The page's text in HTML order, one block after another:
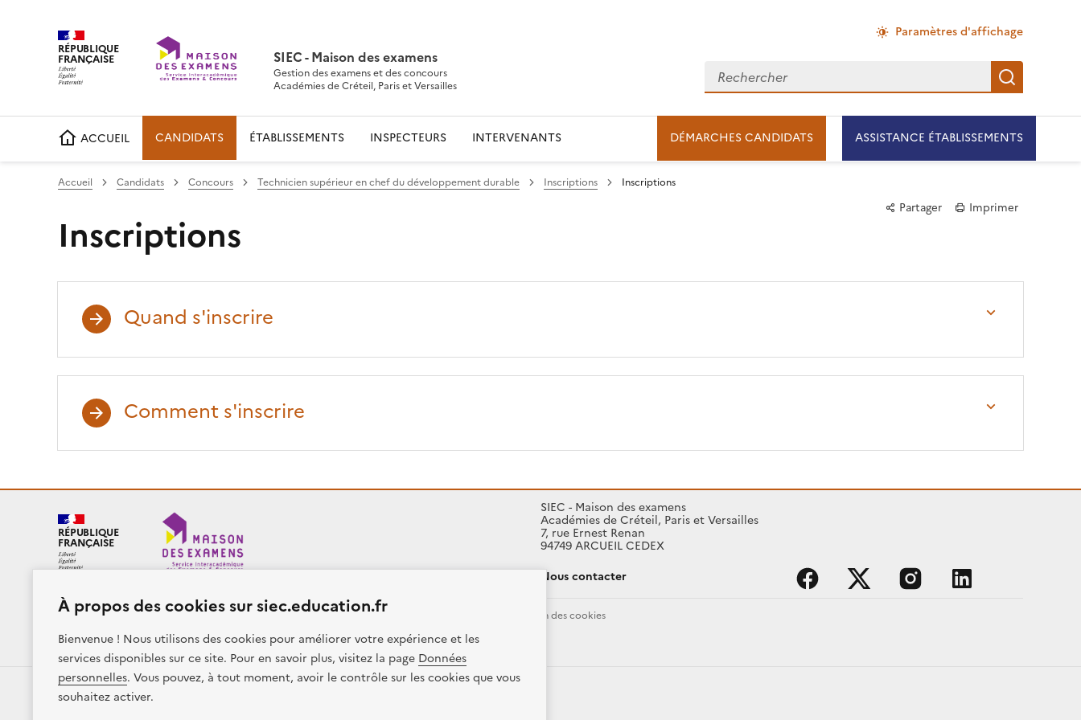
À propos des cookies sur siec.education.fr
Bienvenue ! Nous utilisons des cookies pour améliorer votre expérience et les
services disponibles sur ce site. Pour en savoir plus, visitez la page Données
personnelles. Vous pouvez, à tout moment, avoir le contrôle sur les cookies que vous
souhaitez activer.
RÉPUBLIQUE
FRANÇAISE SIEC - Maison des examens
Gestion des examens et des concours
Académies de Créteil, Paris et Versailles
Paramètres d'affichage
Rechercher
ACCUEIL CANDIDATS ÉTABLISSEMENTS INSPECTEURS INTERVENANTS DÉMARCHES CANDIDATS ASSISTANCE ÉTABLISSEMENTS
Accueil Candidats Concours Technicien supérieur en chef du développement durable Inscriptions Inscriptions
Partager Imprimer
Inscriptions
Partager sur Facebook
Partager sur Twitter
Partager sur LinkedIn
Partager par email
Quand s'inscrire
Comment s'inscrire
RÉPUBLIQUE
FRANÇAISE
SIEC - Maison des examens
Académies de Créteil, Paris et Versailles
7, rue Ernest Renan
94749 ARCUEIL CEDEX
Nous contacter
facebook instagram
Plan du site Presse Accessibilité Mentions légales Données personnelles Gestion des cookies
Sauf mention contraire, tous les contenus de ce site sont souslicence etalab-2.0